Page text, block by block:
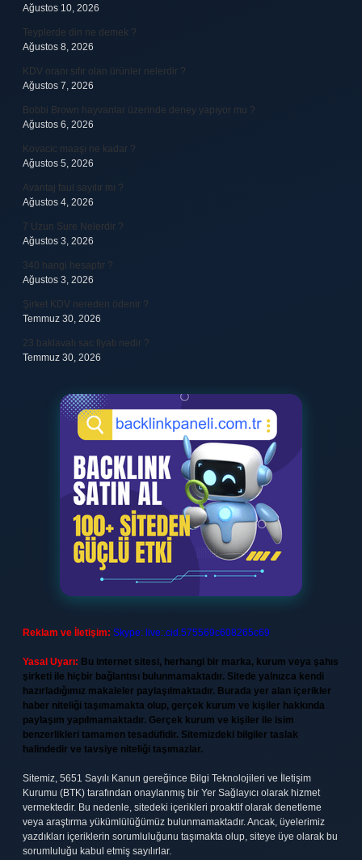
Ağustos 10, 2026
Teyplerde din ne demek ?
Ağustos 8, 2026
KDV oranı sıfır olan ürünler nelerdir ?
Ağustos 7, 2026
Bobbi Brown hayvanlar üzerinde deney yapıyor mu ?
Ağustos 6, 2026
Kovacic maaşı ne kadar ?
Ağustos 5, 2026
Avantaj faul sayılır mı ?
Ağustos 4, 2026
7 Uzun Sure Nelerdir ?
Ağustos 3, 2026
340 hangi hesaptır ?
Ağustos 3, 2026
Şirket KDV nereden ödenir ?
Temmuz 30, 2026
23 baklavalı sac fiyatı nedir ?
Temmuz 30, 2026
Reklam ve İletişim: Skype: live:.cid.575569c608265c69
Yasal Uyarı: Bu internet sitesi, herhangi bir marka, kurum veya şahıs
şirketi ile hiçbir bağlantısı bulunmamaktadır. Sitede yalnızca kendi
hazırladığımız makaleler paylaşılmaktadır. Burada yer alan içerikler
haber niteliği taşımamakta olup, gerçek kurum ve kişiler hakkında
paylaşım yapılmamaktadır. Gerçek kurum ve kişiler ile isim
benzerlikleri tamamen tesadüfidir. Sitemizdeki bilgiler taslak
halindedir ve tavsiye niteliği taşımazlar.
Sitemiz, 5651 Sayılı Kanun gereğince Bilgi Teknolojileri ve İletişim
Kurumu (BTK) tarafından onaylanmış bir Yer Sağlayıcı olarak hizmet
vermektedir. Bu nedenle, sitedeki içerikleri proaktif olarak denetleme
veya araştırma yükümlülüğümüz bulunmamaktadır. Ancak, üyelerimiz
yazdıkları içeriklerin sorumluluğunu taşımakta olup, siteye üye olarak bu
sorumluluğu kabul etmiş sayılırlar.